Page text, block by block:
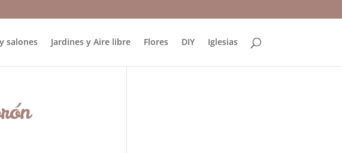
salones Jardines y Aire libre Flores DIY Iglesias